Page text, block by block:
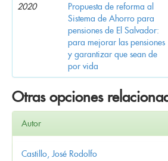
2020
Propuesta de reforma al
Sistema de Ahorro para
pensiones de El Salvador:
para mejorar las pensiones
y garantizar que sean de
por vida
Otras opciones
Autor
Castillo, José Rodolfo